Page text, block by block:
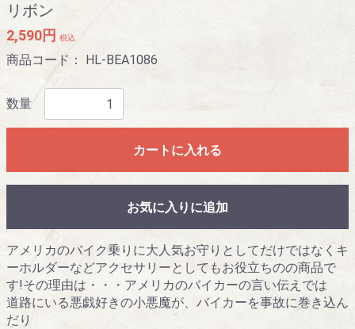
リボン
2,590円 税込
商品コード： HL-BEA1086
数量
カートに入れる
お気に入りに追加
アメリカのバイク乗りに大人気お守りとしてだけではなくキ
ーホルダーなどアクセサリーとしてもお役立ちのの商品で
す!その理由は・・・アメリカのバイカーの言い伝えでは
道路にいる悪戯好きの小悪魔が、バイカーを事故に巻き込ん
だり